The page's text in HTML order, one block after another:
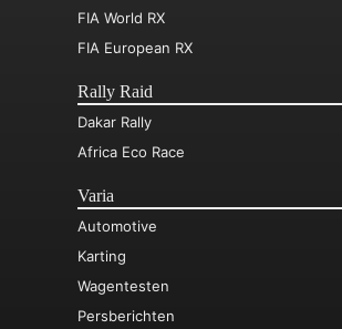
FIA World RX
FIA European RX
Rally Raid
Dakar Rally
Africa Eco Race
Varia
Automotive
Karting
Wagentesten
Persberichten